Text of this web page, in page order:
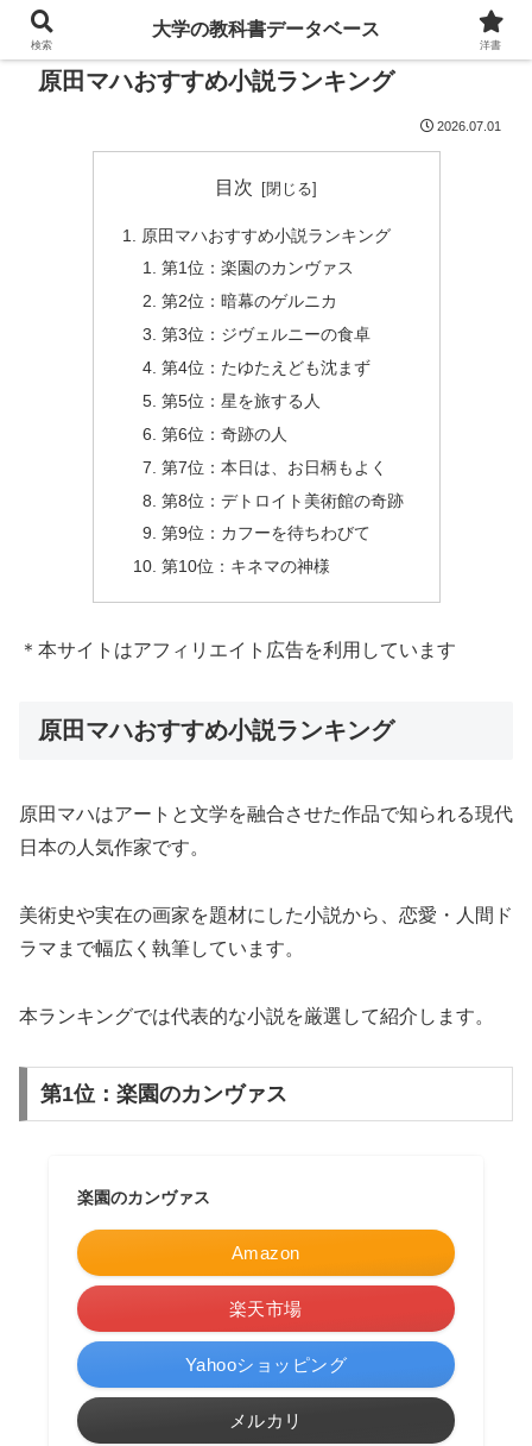
原田マハおすすめ小説ランキング
2026.07.01
目次
原田マハおすすめ小説ランキング
第1位：楽園のカンヴァス
第2位：暗幕のゲルニカ
第3位：ジヴェルニーの食卓
第4位：たゆたえども沈まず
第5位：星を旅する人
第6位：奇跡の人
第7位：本日は、お日柄もよく
第8位：デトロイト美術館の奇跡
第9位：カフーを待ちわびて
第10位：キネマの神様
＊本サイトはアフィリエイト広告を利用しています
原田マハおすすめ小説ランキング
原田マハはアートと文学を融合させた作品で知られる現代
日本の人気作家です。
美術史や実在の画家を題材にした小説から、恋愛・人間ド
ラマまで幅広く執筆しています。
本ランキングでは代表的な小説を厳選して紹介します。
第1位：楽園のカンヴァス
楽園のカンヴァス
Amazon
楽天市場
Yahooショッピング
メルカリ
検索
大学の教科書データベース
洋書